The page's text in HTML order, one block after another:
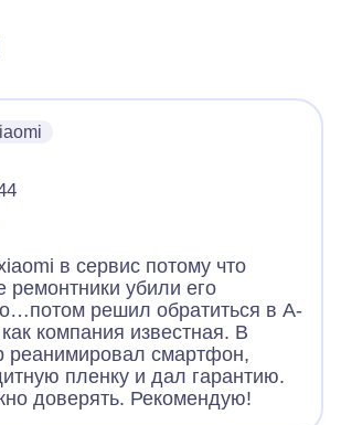
в сервис потому что
ремонтники убили его
решил обратиться в А-
компания известная. В
реанимировал смартфон,
пленку и дал гарантию.
доверять. Рекомендую!